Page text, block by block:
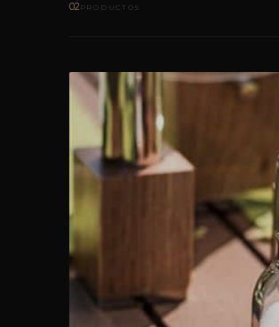
02 PRODUCTOS